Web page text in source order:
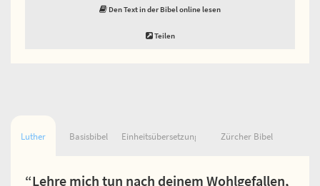
Den Text in der Bibel online lesen
Teilen
Luther Basisbibel Einheitsübersetzung Zürcher Bibel
“Lehre mich tun nach deinem Wohlgefallen,